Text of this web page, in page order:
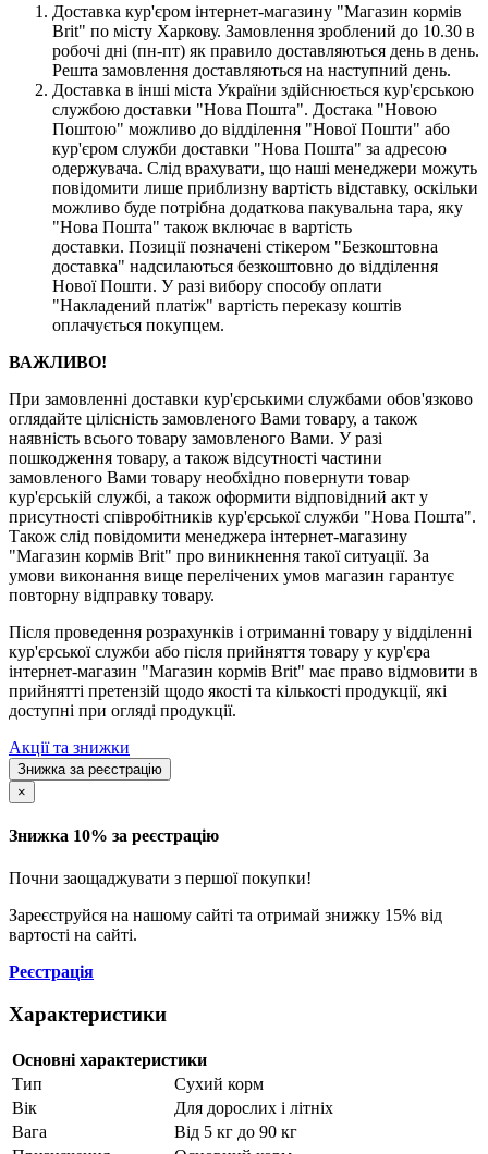
Доставка кур'єром інтернет-магазину "Магазин кормів
Brit" по місту Харкову. Замовлення зроблений до 10.30 в
робочі дні (пн-пт) як правило доставляються день в день.
Решта замовлення доставляються на наступний день.
Доставка в інші міста України здійснюється кур'єрською
службою доставки "Нова Пошта". Достака "Новою
Поштою" можливо до відділення "Нової Пошти" або
кур'єром служби доставки "Нова Пошта" за адресою
одержувача. Слід врахувати, що наші менеджери можуть
повідомити лише приблизну вартість відставку, оскільки
можливо буде потрібна додаткова пакувальна тара, яку
"Нова Пошта" також включає в вартість
доставки. Позиції позначені стікером "Безкоштовна
доставка" надсилаються безкоштовно до відділення
Нової Пошти. У разі вибору способу оплати
"Накладений платіж" вартість переказу коштів
оплачується покупцем.
ВАЖЛИВО!
При замовленні доставки кур'єрськими службами обов'язково
оглядайте цілісність замовленого Вами товару, а також
наявність всього товару замовленого Вами. У разі
пошкодження товару, а також відсутності частини
замовленого Вами товару необхідно повернути товар
кур'єрській службі, а також оформити відповідний акт у
присутності співробітників кур'єрської служби "Нова Пошта".
Також слід повідомити менеджера інтернет-магазину
"Магазин кормів Brit" про виникнення такої ситуації. За
умови виконання вище перелічених умов магазин гарантує
повторну відправку товару.
Після проведення розрахунків і отриманні товару у відділенні
кур'єрської служби або після прийняття товару у кур'єра
інтернет-магазин "Магазин кормів Brit" має право відмовити в
прийнятті претензій щодо якості та кількості продукції, які
доступні при огляді продукції.
Акції та знижки
Знижка за реєстрацію
×
Знижка 10% за реєстрацію
Почни заощаджувати з першої покупки!
Зареєструйся на нашому сайті та отримай знижку 15% від
вартості на сайті.
Реєстрація
Характеристики
Основні характеристики
Тип
Сухий корм
Вік
Для дорослих і літніх
Вага
Від 5 кг до 90 кг